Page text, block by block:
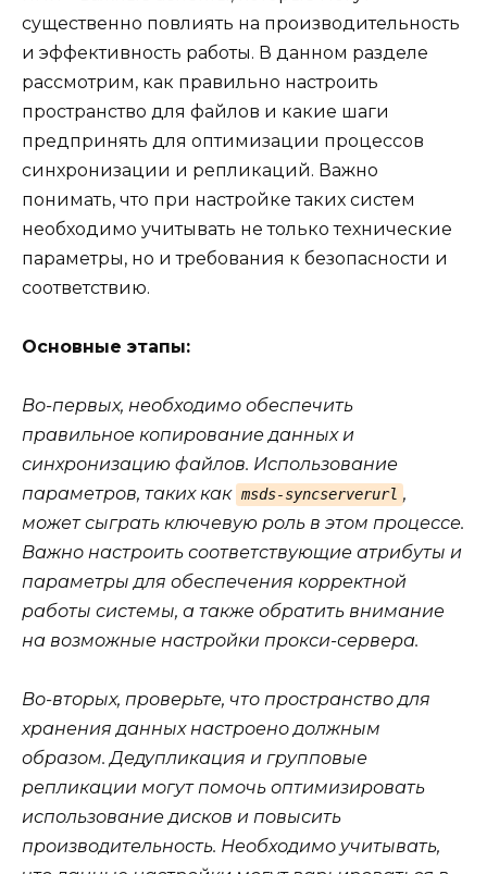
существенно повлиять на производительность
и эффективность работы. В данном разделе
рассмотрим, как правильно настроить
пространство для файлов и какие шаги
предпринять для оптимизации процессов
синхронизации и репликаций. Важно
понимать, что при настройке таких систем
необходимо учитывать не только технические
параметры, но и требования к безопасности и
соответствию.
Основные этапы:
Во-первых, необходимо обеспечить
правильное копирование данных и
синхронизацию файлов. Использование
параметров, таких как msds-syncserverurl ,
может сыграть ключевую роль в этом процессе.
Важно настроить соответствующие атрибуты и
параметры для обеспечения корректной
работы системы, а также обратить внимание
на возможные настройки прокси-сервера.
Во-вторых, проверьте, что пространство для
хранения данных настроено должным
образом. Дедупликация и групповые
репликации могут помочь оптимизировать
использование дисков и повысить
производительность. Необходимо учитывать,